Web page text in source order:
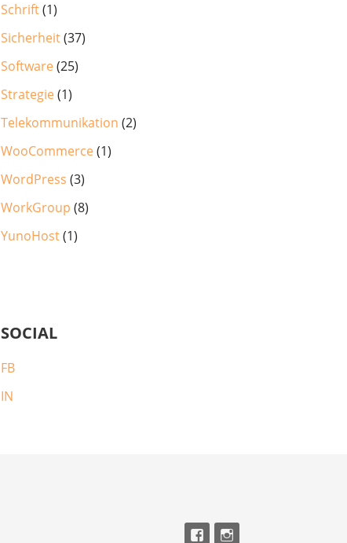
Schrift(1)
Sicherheit(37)
Software(25)
Strategie(1)
Telekommunikation (2)
WooCommerce(1)
WordPress (3)
WorkGroup (8)
YunoHost(1)
SOCIAL
FB
IN